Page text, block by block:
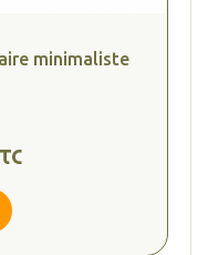
minimaliste